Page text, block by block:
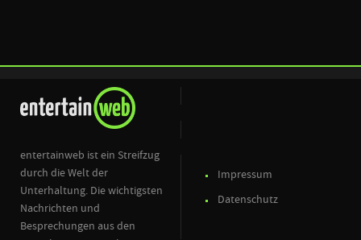
entertainweb ist ein Streifzug
durch die Welt der
Unterhaltung. Die wichtigsten
Nachrichten und
Besprechungen aus den
Impressum
Datenschutz